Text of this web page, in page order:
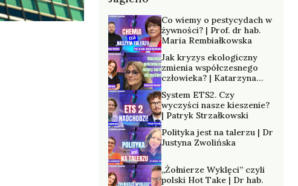
Co wiemy o pestycydach w
żywności? | Prof. dr hab.
Maria Rembiałkowska
Jak kryzys ekologiczny
zmienia współczesnego
człowieka? | Katarzyna
System ETS2. Czy
wyczyści nasze kieszenie?
| Patryk Strzałkowski
Polityka jest na talerzu | Dr
Justyna Zwolińska
„Żołnierze Wyklęci” czyli
polski Hot Take | Dr hab.